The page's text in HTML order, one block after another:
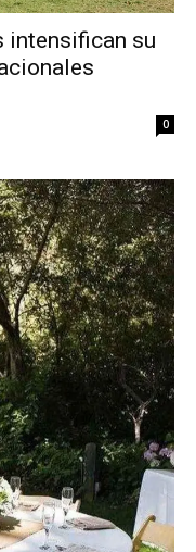
intensifican su
0